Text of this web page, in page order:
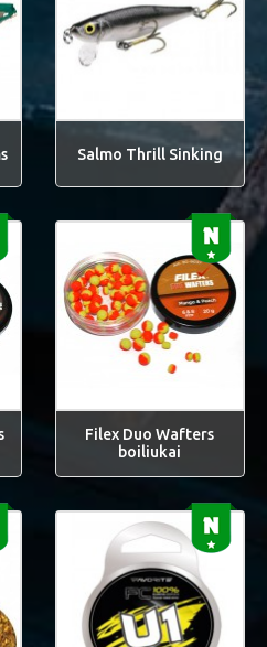
Salmo Thrill Sinking
Filex Duo Wafters
boiliukai